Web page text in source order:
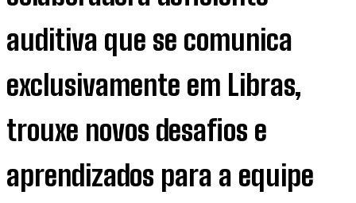
auditiva que se comunica
exclusivamente em Libras,
trouxe novos desafios e
aprendizados para a equipe